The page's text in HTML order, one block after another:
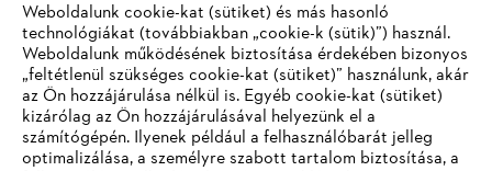
#STIHL
Weboldalunk cookie-kat (sütiket) és más hasonló
technológiákat (továbbiakban „cookie-k (sütik)”) használ.
Weboldalunk működésének biztosítása érdekében bizonyos
„feltétlenül szükséges cookie-kat (sütiket)” használunk, akár
az Ön hozzájárulása nélkül is. Egyéb cookie-kat (sütiket)
kizárólag az Ön hozzájárulásával helyezünk el a
számítógépén. Ilyenek például a felhasználóbarát jelleg
optimalizálása, a személyre szabott tartalom biztosítása, a